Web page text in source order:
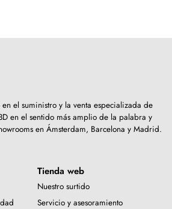
el suministro y la venta especializada de
en el sentido más amplio de la palabra y
en Ámsterdam, Barcelona y Madrid.
Tienda web
Nuestro surtido
Servicio y asesoramiento